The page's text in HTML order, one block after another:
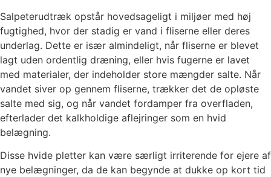
Salpeterudtræk opstår hovedsageligt i miljøer med høj
fugtighed, hvor der stadig er vand i fliserne eller deres
underlag. Dette er især almindeligt, når fliserne er blevet
lagt uden ordentlig dræning, eller hvis fugerne er lavet
med materialer, der indeholder store mængder salte. Når
vandet siver op gennem fliserne, trækker det de opløste
salte med sig, og når vandet fordamper fra overfladen,
efterlader det kalkholdige aflejringer som en hvid
belægning.
Disse hvide pletter kan være særligt irriterende for ejere af
nye belægninger, da de kan begynde at dukke op kort tid